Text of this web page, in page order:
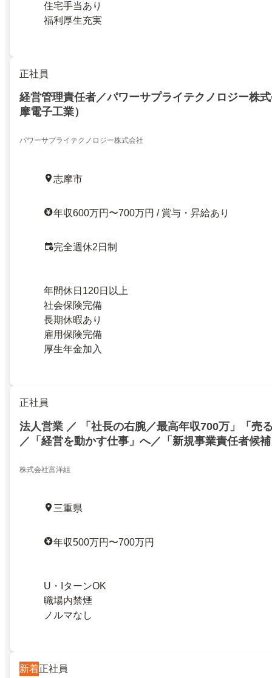
住宅手当あり
福利厚生充実
正社員
経営管理責任者／パワーサプライテクノロジー株
摩電子工業）
パワーサプライテクノロジー株式会社
志摩市
年収600万円〜700万円 / 賞与・昇給あり
完全週休2日制
年間休日120日以上
社会保険完備
長期休暇あり
雇用保険完備
厚生年金加入
正社員
法人営業 ／ 「社長の右腕／最高年収700万」「売
／「経営を動かす仕事」へ／「新規事業責任者候
株式会社富洋組
三重県
年収500万円〜700万円
U・IターンOK
職場内禁煙
ノルマなし
新着正社員